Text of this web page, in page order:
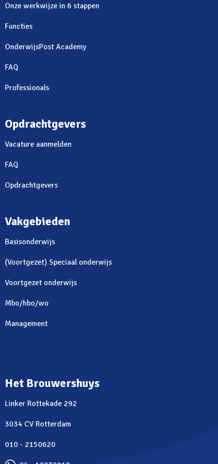
Onze werkwijze in 6 stappen
Functies
OnderwijsPost Academy
FAQ
Professionals
Opdrachtgevers
Vacature aanmelden
FAQ
Opdrachtgevers
Vakgebieden
Basisonderwijs
(Voortgezet) Speciaal onderwijs
Voortgezet onderwijs
Mbo/hbo/wo
Management
Het Brouwershuys
Linker Rottekade 292
3034 CV Rotterdam
010 - 2150620